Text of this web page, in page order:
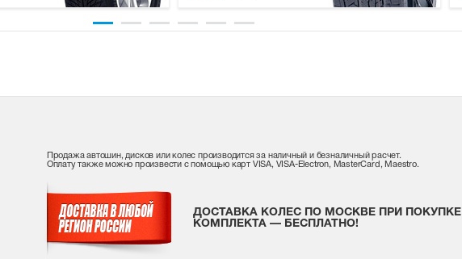
Продажа автошин, дисков или колес производится за наличный и безналичный расчет.
Оплату также можно произвести с помощью карт VISA, VISA-Electron, MasterCard, Maestro.
ДОСТАВКА КОЛЕС ПО МОСКВЕ ПРИ ПОКУПКЕ
КОМПЛЕКТА — БЕСПЛАТНО!